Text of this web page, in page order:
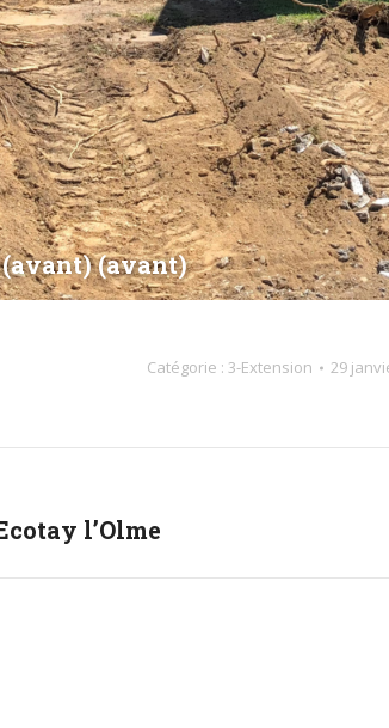
(avant) (avant)
Catégorie : 3-Extension 29
l’Olme